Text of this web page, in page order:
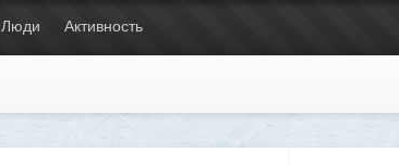
Люди Активность